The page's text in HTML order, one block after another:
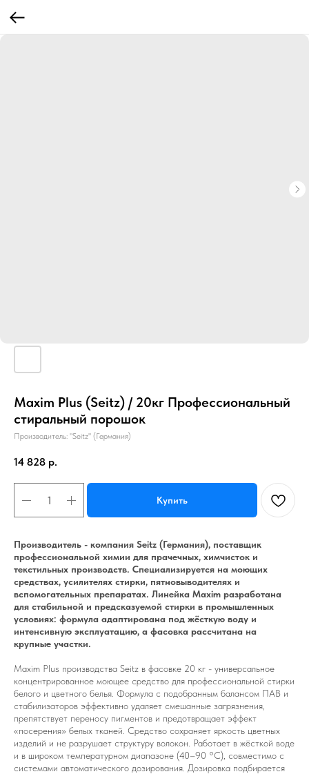
Maxim Plus (Seitz) / 20кг Профессиональный
стиральный порошок
Производитель: "Seitz" (Германия)
14 828 р.
Купить
Производитель - компания Seitz (Германия), поставщик
профессиональной химии для прачечных, химчисток и
текстильных производств. Специализируется на моющих
средствах, усилителях стирки, пятновыводителях и
вспомогательных препаратах. Линейка Maxim разработана
для стабильной и предсказуемой стирки в промышленных
условиях: формула адаптирована под жёсткую воду и
интенсивную эксплуатацию, а фасовка рассчитана на
крупные участки.
Maxim Plus производства Seitz в фасовке 20 кг - универсальное
концентрированное моющее средство для профессиональной стирки
белого и цветного белья. Формула с подобранным балансом ПАВ и
стабилизаторов эффективно удаляет смешанные загрязнения,
препятствует переносу пигментов и предотвращает эффект
«посерения» белых тканей. Средство сохраняет яркость цветных
изделий и не разрушает структуру волокон. Работает в жёсткой воде
и в широком температурном диапазоне (40–90 °C), совместимо с
системами автоматического дозирования. Дозировка подбирается